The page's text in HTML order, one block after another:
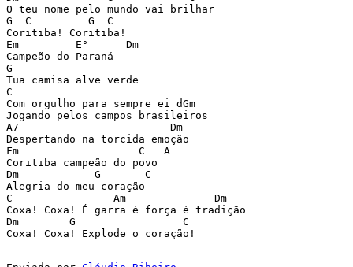
O teu nome pelo mundo vai brilhar
G  C         G  C
Coritiba! Coritiba!
Em         E°      Dm
Campeão do Paraná
G
Tua camisa alve verde
C
Com orgulho para sempre ei dGm
Jogando pelos campos brasileiros
A7                        Dm
Despertando na torcida emoção
Fm                   C   A
Coritiba campeão do povo
Dm            G       C
Alegria do meu coração
C                Am              Dm
Coxa! Coxa! É garra é força é tradição
Dm        G                 C
Coxa! Coxa! Explode o coração!